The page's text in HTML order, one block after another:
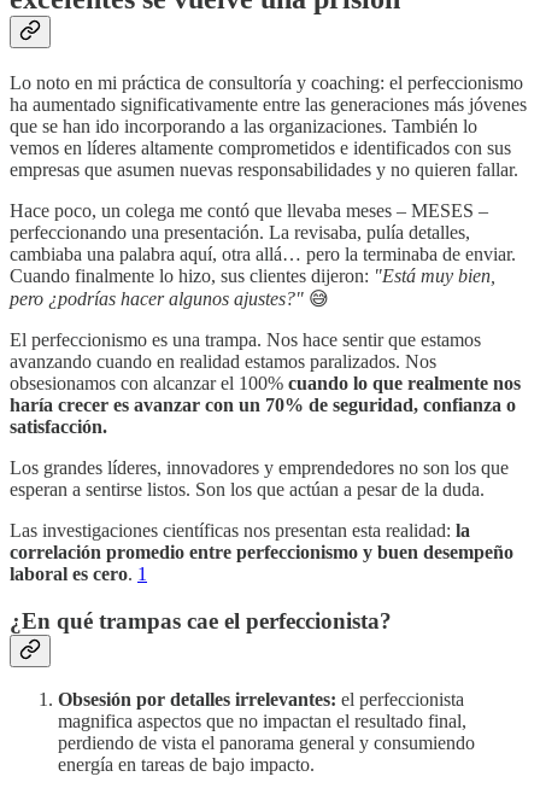
Lo noto en mi práctica de consultoría y coaching: el perfeccionismo
ha aumentado significativamente entre las generaciones más jóvenes
que se han ido incorporando a las organizaciones. También lo
vemos en líderes altamente comprometidos e identificados con sus
empresas que asumen nuevas responsabilidades y no quieren fallar.
Hace poco, un colega me contó que llevaba meses – MESES –
perfeccionando una presentación. La revisaba, pulía detalles,
cambiaba una palabra aquí, otra allá… pero la terminaba de enviar.
Cuando finalmente lo hizo, sus clientes dijeron: "Está muy bien,
pero ¿podrías hacer algunos ajustes?" 😅
El perfeccionismo es una trampa. Nos hace sentir que estamos
avanzando cuando en realidad estamos paralizados. Nos
obsesionamos con alcanzar el 100% cuando lo que realmente nos
haría crecer es avanzar con un 70% de seguridad, confianza o
satisfacción.
Los grandes líderes, innovadores y emprendedores no son los que
esperan a sentirse listos. Son los que actúan a pesar de la duda.
Las investigaciones científicas nos presentan esta realidad: la
correlación promedio entre perfeccionismo y buen desempeño
laboral es cero. 1
¿En qué trampas cae el perfeccionista?
Obsesión por detalles irrelevantes: el perfeccionista
magnifica aspectos que no impactan el resultado final,
perdiendo de vista el panorama general y consumiendo
energía en tareas de bajo impacto.